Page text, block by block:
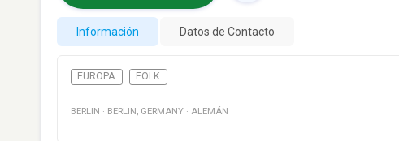
Información Datos de Contacto
EUROPA FOLK
BERLIN · BERLIN , GERMANY · ALEMÁN